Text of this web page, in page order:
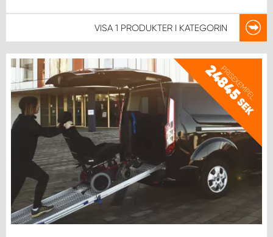
VISA 1 PRODUKTER I KATEGORIN
PRISEXEMPEL
24845
SEK